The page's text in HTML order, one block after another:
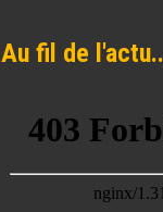
Au fil de